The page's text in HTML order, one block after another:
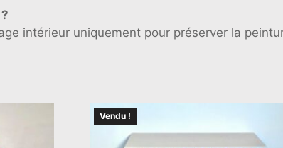
intérieur uniquement pour préserver la
Vendu !